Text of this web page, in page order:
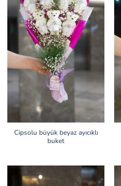
Cipsolu büyük beyaz ayıcıklı
buket